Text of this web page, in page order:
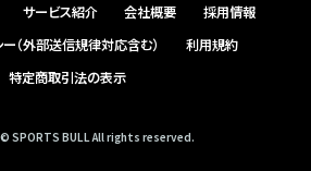
サービス紹介 会社概要
採用情報
（外部送信規律対応含む）
利用規約
特定商取引法の表示
SPORTS BULL All rights reserved.